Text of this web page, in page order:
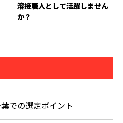
溶接職人として活躍しません
か？
での選定ポイント